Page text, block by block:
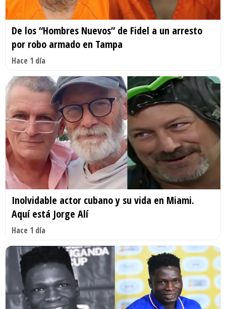
De los “Hombres Nuevos” de Fidel a un arresto
por robo armado en Tampa
Hace 1 día
Inolvidable actor cubano y su vida en Miami.
Aquí está Jorge Alí
Hace 1 día